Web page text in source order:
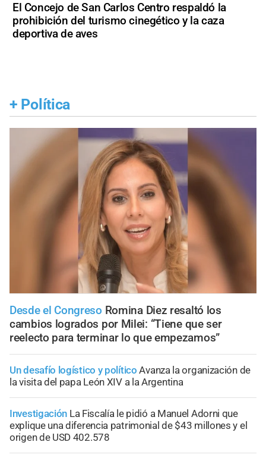
El Concejo de San Carlos Centro respaldó la
prohibición del turismo cinegético y la caza
deportiva de aves
+ Política
Desde el Congreso Romina Diez resaltó los
cambios logrados por Milei: “Tiene que ser
reelecto para terminar lo que empezamos”
Un desafío logístico y político Avanza la organización de
la visita del papa León XIV a la Argentina
Investigación La Fiscalía le pidió a Manuel Adorni que
explique una diferencia patrimonial de $43 millones y el
origen de USD 402.578